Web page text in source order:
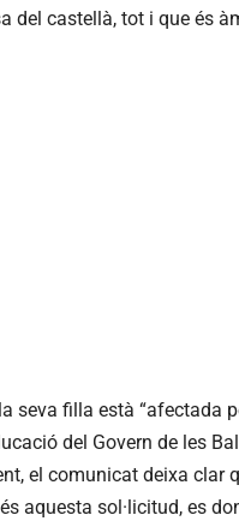
del castellà, tot i que és
seva filla està “afectada
del Govern de les
el comunicat deixa clar
aquesta sol·licitud, es